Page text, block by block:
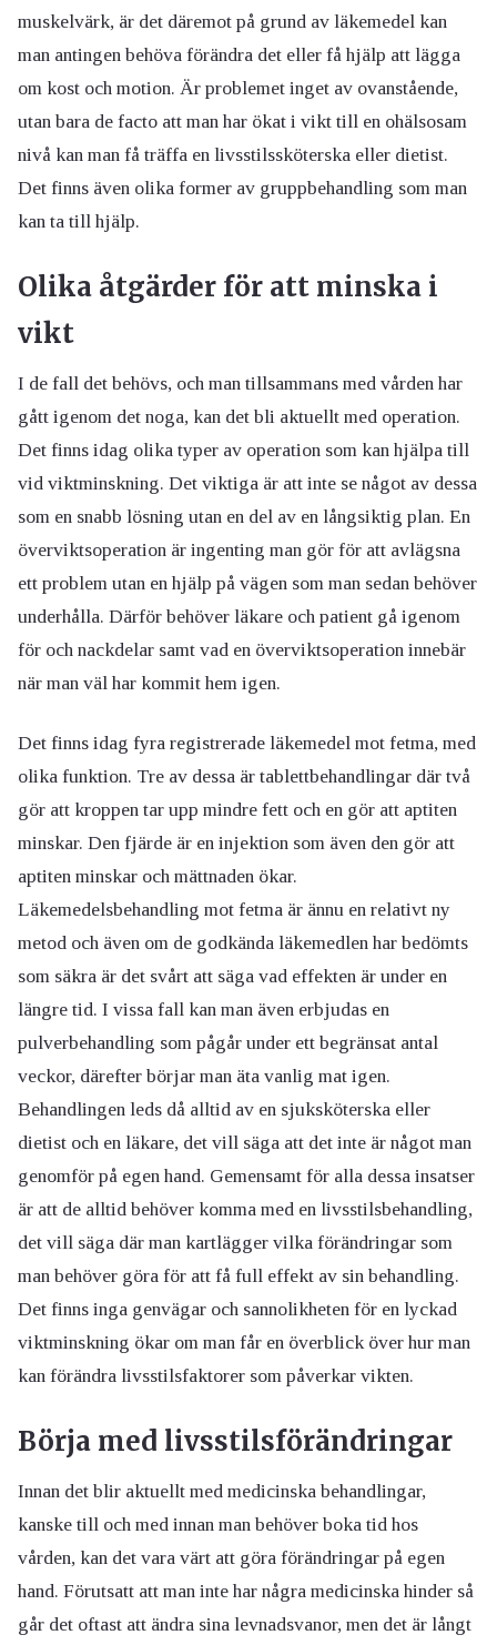
muskelvärk, är det däremot på grund av läkemedel kan
man antingen behöva förändra det eller få hjälp att lägga
om kost och motion. Är problemet inget av ovanstående,
utan bara de facto att man har ökat i vikt till en ohälsosam
nivå kan man få träffa en livsstilssköterska eller dietist.
Det finns även olika former av gruppbehandling som man
kan ta till hjälp.
Olika åtgärder för att minska i
vikt
I de fall det behövs, och man tillsammans med vården har
gått igenom det noga, kan det bli aktuellt med operation.
Det finns idag olika typer av operation som kan hjälpa till
vid viktminskning. Det viktiga är att inte se något av dessa
som en snabb lösning utan en del av en långsiktig plan. En
överviktsoperation är ingenting man gör för att avlägsna
ett problem utan en hjälp på vägen som man sedan behöver
underhålla. Därför behöver läkare och patient gå igenom
för och nackdelar samt vad en överviktsoperation innebär
när man väl har kommit hem igen.
Det finns idag fyra registrerade läkemedel mot fetma, med
olika funktion. Tre av dessa är tablettbehandlingar där två
gör att kroppen tar upp mindre fett och en gör att aptiten
minskar. Den fjärde är en injektion som även den gör att
aptiten minskar och mättnaden ökar.
Läkemedelsbehandling mot fetma är ännu en relativt ny
metod och även om de godkända läkemedlen har bedömts
som säkra är det svårt att säga vad effekten är under en
längre tid. I vissa fall kan man även erbjudas en
pulverbehandling som pågår under ett begränsat antal
veckor, därefter börjar man äta vanlig mat igen.
Behandlingen leds då alltid av en sjuksköterska eller
dietist och en läkare, det vill säga att det inte är något man
genomför på egen hand. Gemensamt för alla dessa insatser
är att de alltid behöver komma med en livsstilsbehandling,
det vill säga där man kartlägger vilka förändringar som
man behöver göra för att få full effekt av sin behandling.
Det finns inga genvägar och sannolikheten för en lyckad
viktminskning ökar om man får en överblick över hur man
kan förändra livsstilsfaktorer som påverkar vikten.
Börja med livsstilsförändringar
Innan det blir aktuellt med medicinska behandlingar,
kanske till och med innan man behöver boka tid hos
vården, kan det vara värt att göra förändringar på egen
hand. Förutsatt att man inte har några medicinska hinder så
går det oftast att ändra sina levnadsvanor, men det är långt